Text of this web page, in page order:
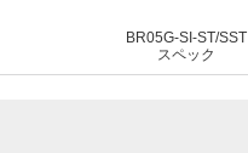
BR05G-SI-ST/SST
スペック